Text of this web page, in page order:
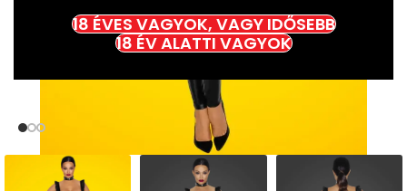
18 ÉVES VAGYOK, VAGY IDŐSEBB
18 ÉV ALATTI VAGYOK